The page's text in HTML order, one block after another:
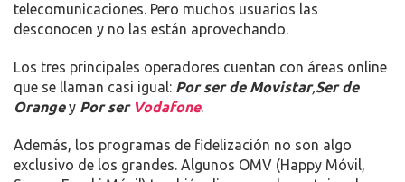
telecomunicaciones. Pero muchos usuarios las
desconocen y no las están aprovechando.
Los tres principales operadores cuentan con áreas online
que se llaman casi igual: Por ser de Movistar,Ser de
Orangey Por ser Vodafone.
Además, los programas de fidelización no son algo
exclusivo de los grandes. Algunos OMV (Happy Móvil,